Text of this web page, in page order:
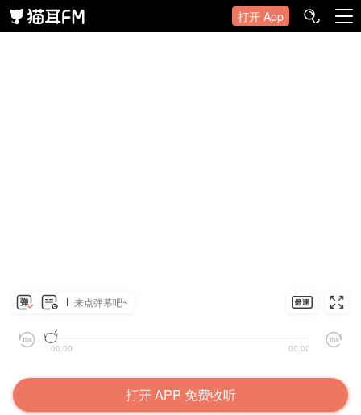
打开 App
来点弹幕吧~
00:00 00:00
打开 APP 免费收听